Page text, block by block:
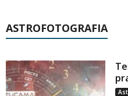
ASTROFOTOGRAFIA